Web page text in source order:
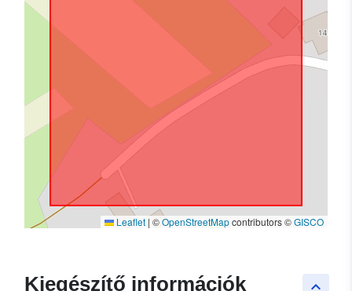
Leaflet | ©OpenStreetMapcontributors ©GISCO
keyboard_arrow_up
Kiegészítő információk